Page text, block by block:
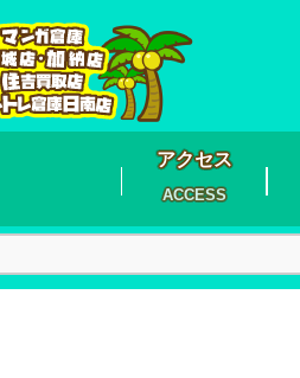
アクセス
ACCESS